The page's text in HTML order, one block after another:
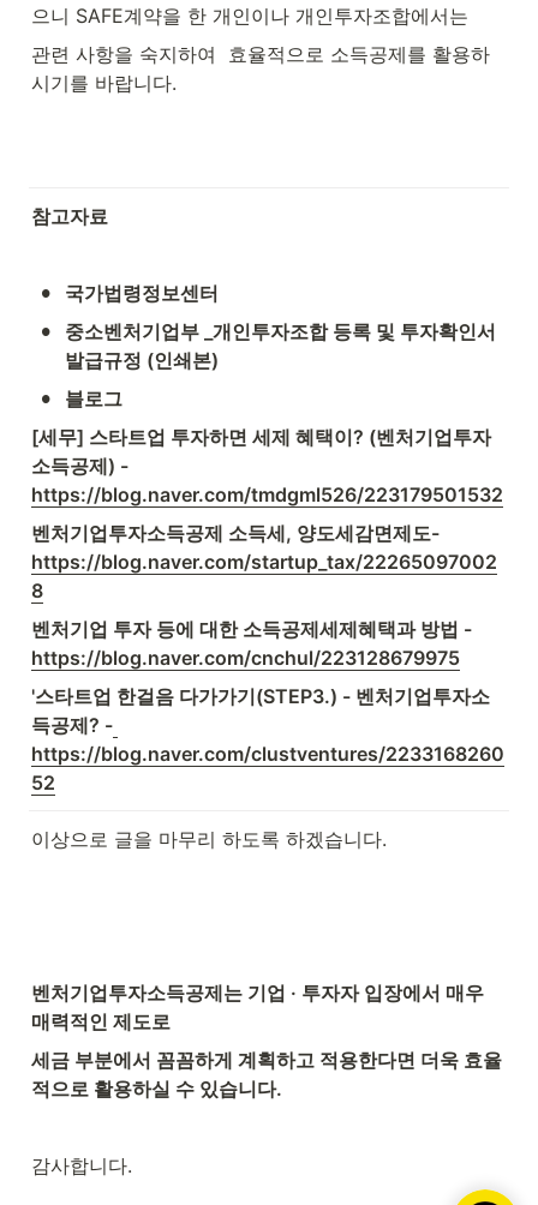
으니 SAFE계약을 한 개인이나 개인투자조합에서는
관련 사항을 숙지하여  효율적으로 소득공제를 활용하
시기를 바랍니다.
참고자료
• 국가법령정보센터
•
중소벤처기업부 _개인투자조합 등록 및 투자확인서
발급규정 (인쇄본)
•
블로그
[세무] 스타트업 투자하면 세제 혜택이? (벤처기업투자
https://blog.naver.com/tmdgml526/223179501532
벤처기업투자소득공제 소득세, 양도세감면제도-
https://blog.naver.com/startup_tax/22265097002
8
https://blog.naver.com/cnchul/223128679975
'스타트업 한걸음 다가가기(STEP3.) - 벤처기업투자소
득공제? -
https://blog.naver.com/clustventures/2233168260
52
이상으로 글을 마무리 하도록 하겠습니다.
벤처기업투자소득공제는 기업 · 투자자 입장에서 매우
매력적인 제도로
세금 부분에서 꼼꼼하게 계획하고 적용한다면 더욱 효율
적으로 활용하실 수 있습니다.
감사합니다.